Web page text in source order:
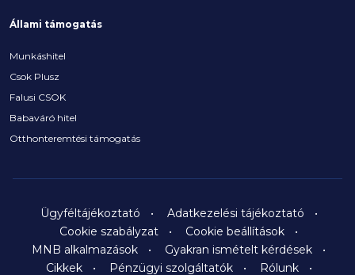
Állami támogatás
Munkáshitel
Csok Plusz
Falusi CSOK
Babaváró hitel
Otthonteremtési támogatás
Ügyféltájékoztató
Adatkezelési tájékoztató
Cookie szabályzat
Cookie beállítások
MNB alkalmazások
Gyakran ismételt kérdések
Cikkek
Pénzügyi szolgáltatók Rólunk